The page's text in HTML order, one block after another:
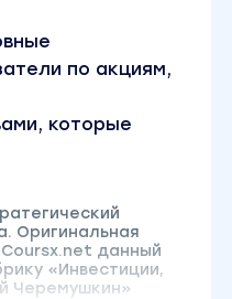
по акциям,
которые
Оригинальная
Coursx.net данный
«Инвестиции,
Черемушкин»